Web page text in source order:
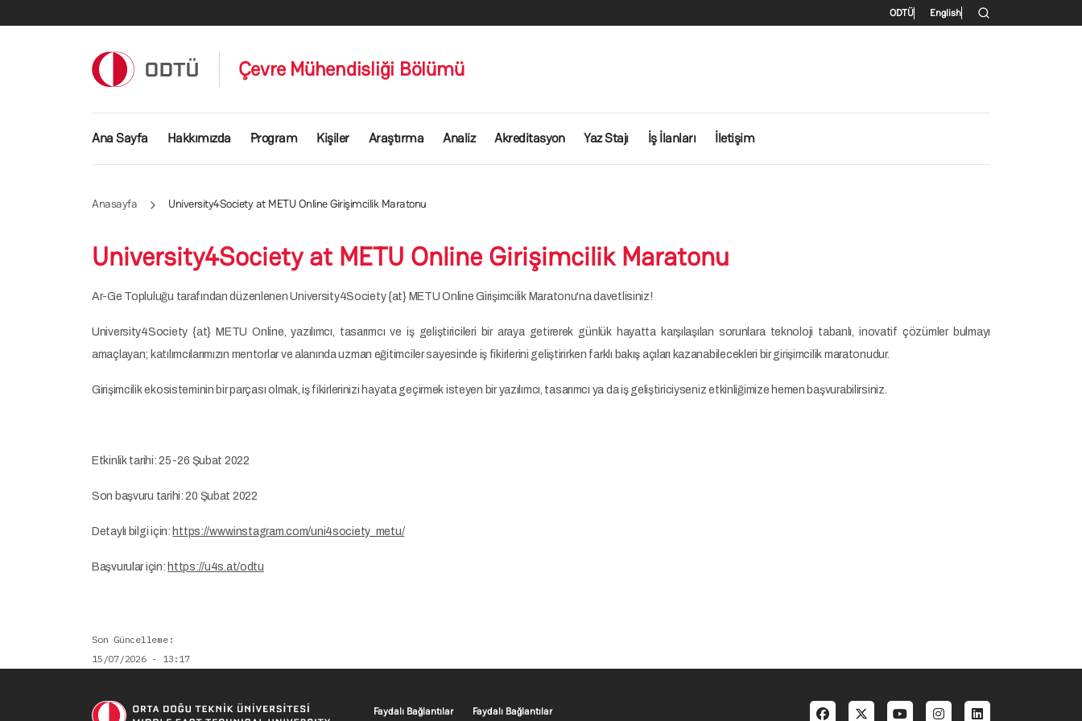
İkincil menü
ODTÜ English
Çevre Mühendisliği Bölümü
Ana gezinti menüsü
Ana Sayfa Hakkımızda Program Kişiler Araştırma Analiz Akreditasyon Yaz Stajı İş İlanları İletişim
Anasayfa University4Society at METU Online Girişimcilik Maratonu
University4Society at METU Online Girişimcilik Maratonu
Ar-Ge Topluluğu tarafından düzenlenen University4Society {at} METU Online Girişimcilik Maratonu'na davetlisiniz!
University4Society {at} METU Online, yazılımcı, tasarımcı ve iş geliştiricileri bir araya getirerek günlük hayatta karşılaşılan sorunlara teknoloji tabanlı, inovatif çözümler bulmayı
amaçlayan; katılımcılarımızın mentorlar ve alanında uzman eğitimciler sayesinde iş fikirlerini geliştirirken farklı bakış açıları kazanabilecekleri bir girişimcilik maratonudur.
Girişimcilik ekosisteminin bir parçası olmak, iş fikirlerinizi hayata geçirmek isteyen bir yazılımcı, tasarımcı ya da iş geliştiriciyseniz etkinliğimize hemen başvurabilirsiniz.
Etkinlik tarihi: 25-26 Şubat 2022
Son başvuru tarihi: 20 Şubat 2022
Detaylı bilgi için: https://www.instagram.com/uni4society_metu/
Başvurular için: https://u4s.at/odtu
Son Güncelleme
15/07/2026 - 13:17
Footer menu 1 TR
Faydalı Bağlantılar Footer menu 2 TR
Faydalı Bağlantılar Social menu